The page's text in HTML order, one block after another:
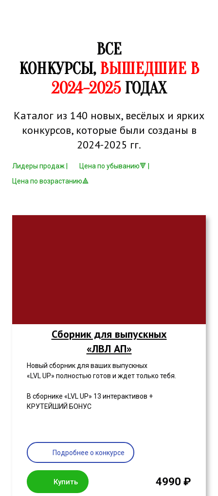
ВСЕ
КОНКУРСЫ, ВЫШЕДШИЕ В
2024-2025 ГОДАХ
Каталог из 140 новых, весёлых и ярких
конкурсов, которые были созданы в
2024-2025 гг.
Лидеры продаж |
Цена по убыванию🔻 |
Цена по возрастанию🔺
Сборник для выпускных
«ЛВЛ АП»
Новый сборник для ваших выпускных
«LVL UP» полностью готов и ждет только тебя.
В сборнике «LVL UP» 13 интерактивов +
КРУТЕЙШИЙ БОНУС
Подробнее о конкурсе
Купить 4990 ₽